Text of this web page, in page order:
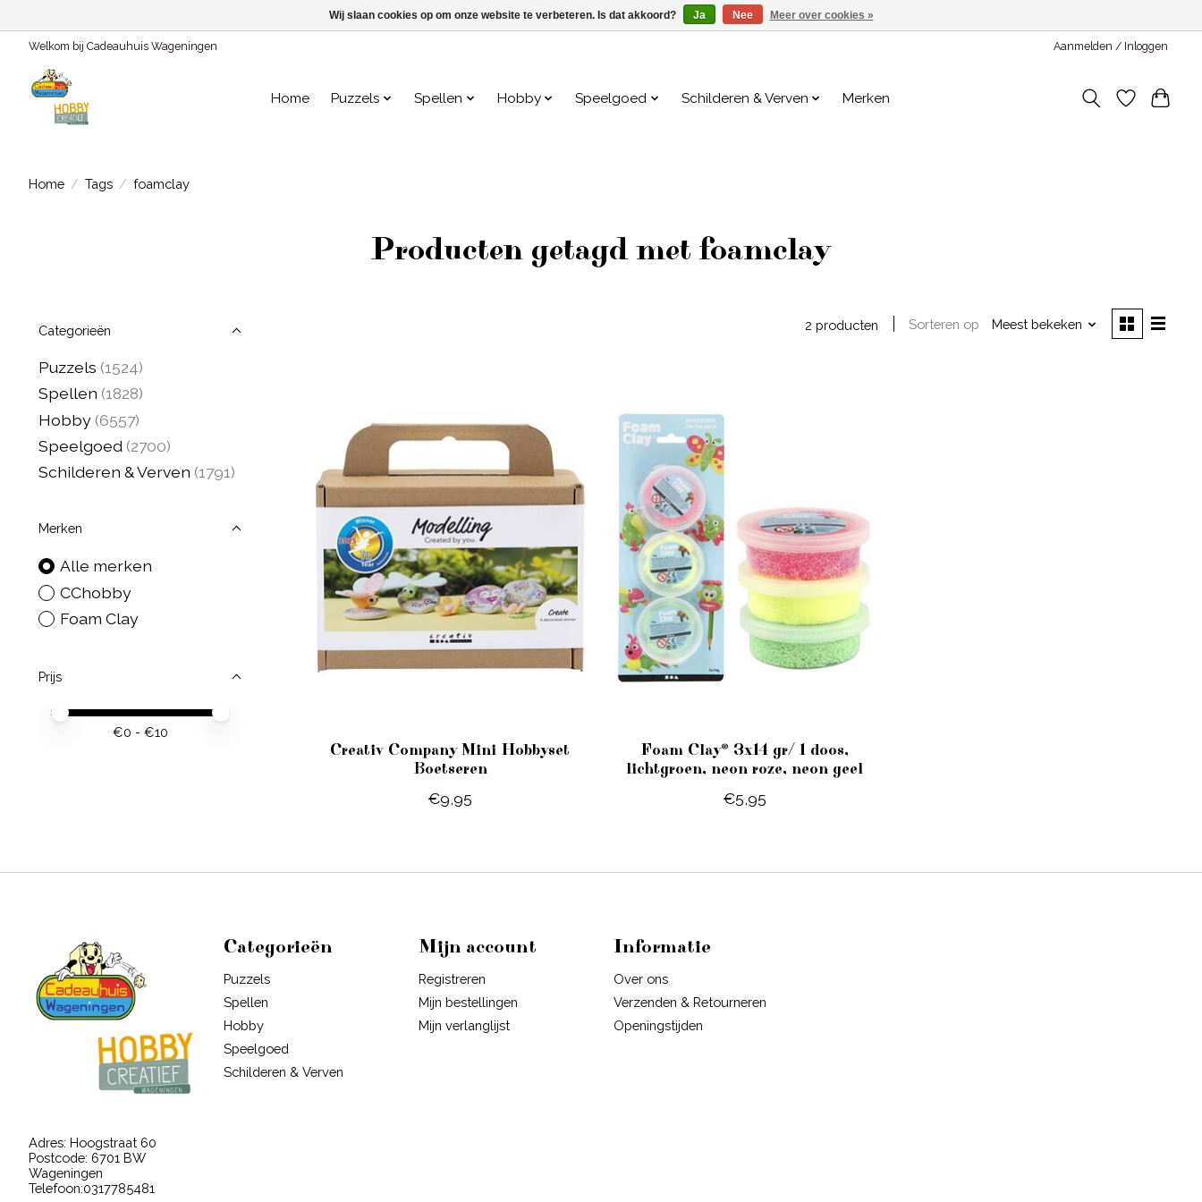
Welkom bij Cadeauhuis Wageningen Aanmelden / Inloggen
Home Puzzels Spellen Hobby Speelgoed Schilderen & Verven Merken
Home / Tags / foamclay
Producten getagd met foamclay
Categorieën
Puzzels (1524)
Spellen (1828)
Hobby (6557)
Speelgoed (2700)
Schilderen & Verven (1791)
Merken
Alle merken
CChobby
Foam Clay
Prijs
Minimale prijswaarde
Price maximum value
€0 - €10
2 producten Sorteren op Meest bekeken
Creativ Company Mini Hobbyset
Boetseren
€9,95
Foam Clay® 3x14 gr/ 1 doos,
lichtgroen, neon roze, neon geel
€5,95
Adres: Hoogstraat 60
Postcode: 6701 BW
Wageningen
Telefoon:0317785481
Categorieën
Puzzels
Spellen
Hobby
Speelgoed
Schilderen & Verven
Mijn account
Registreren
Mijn bestellingen
Mijn verlanglijst
Informatie
Over ons
Verzenden & Retourneren
Openingstijden
Wij slaan cookies op om onze website te verbeteren. Is dat akkoord? Ja Nee Meer over cookies »